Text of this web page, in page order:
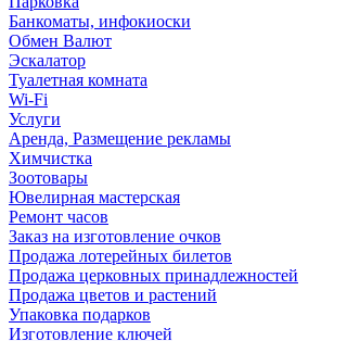
Банкоматы, инфокиоски
Обмен Валют
Эскалатор
Туалетная комната
Wi-Fi
Услуги
Аренда, Размещение рекламы
Химчистка
Зоотовары
Ювелирная мастерская
Ремонт часов
Заказ на изготовление очков
Продажа лотерейных билетов
Продажа церковных принадлежностей
Продажа цветов и растений
Упаковка подарков
Изготовление ключей